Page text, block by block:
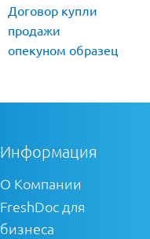
Договор купли
продажи
опекуном образец
Информация
О Компании
FreshDoc для
бизнеса